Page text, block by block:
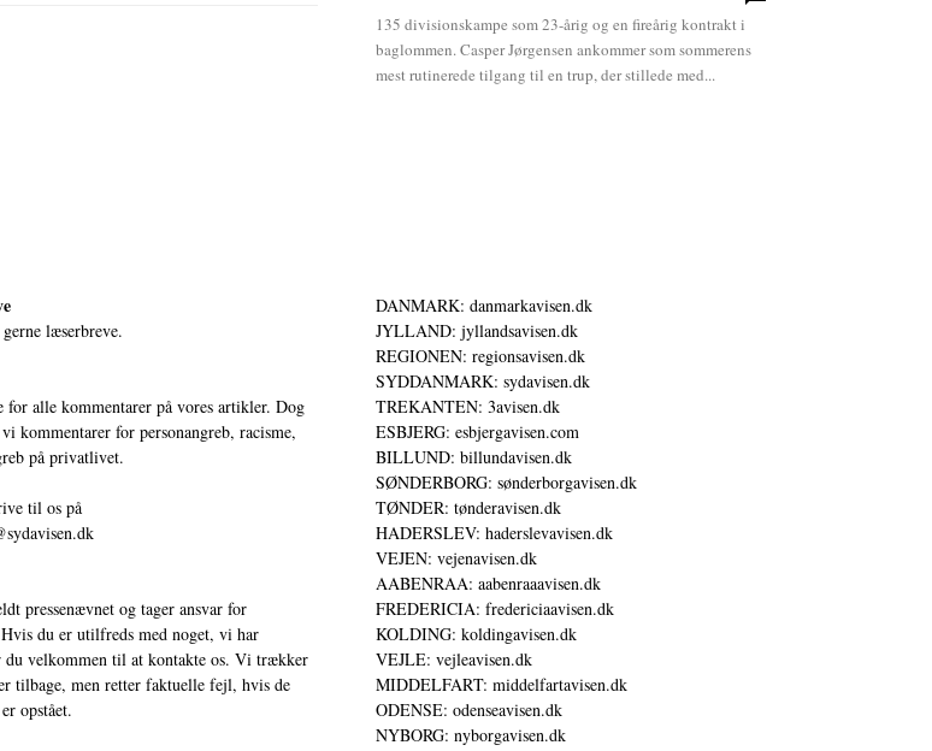
135 divisionskampe som 23-årig og en fireårig kontrakt i
baglommen. Casper Jørgensen ankommer som sommerens
mest rutinerede tilgang til en trup, der stillede med...
læserbreve.
for alle kommentarer på vores artikler. Dog
kommentarer for personangreb, racisme,
på privatlivet.
til os på
pressenævnet og tager ansvar for
du er utilfreds med noget, vi har
du velkommen til at kontakte os. Vi trækker
tilbage, men retter faktuelle fejl, hvis de
opstået.
DANMARK: danmarkavisen.dk
JYLLAND: jyllandsavisen.dk
REGIONEN: regionsavisen.dk
SYDDANMARK: sydavisen.dk
TREKANTEN: 3avisen.dk
ESBJERG: esbjergavisen.com
BILLUND: billundavisen.dk
SØNDERBORG: sønderborgavisen.dk
TØNDER: tønderavisen.dk
HADERSLEV: haderslevavisen.dk
VEJEN: vejenavisen.dk
AABENRAA: aabenraaavisen.dk
FREDERICIA: fredericiaavisen.dk
KOLDING: koldingavisen.dk
VEJLE: vejleavisen.dk
MIDDELFART: middelfartavisen.dk
ODENSE: odenseavisen.dk
NYBORG: nyborgavisen.dk